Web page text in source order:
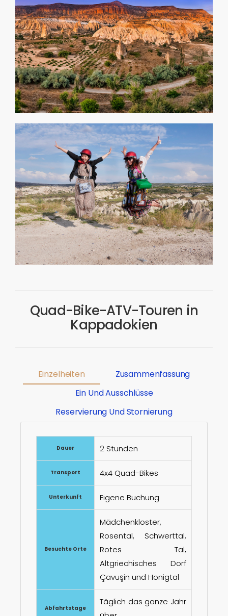
Quad-Bike-ATV-Touren in
Kappadokien
Einzelheiten
Zusammenfassung
Ein Und Ausschlüsse
Reservierung Und Stornierung
Dauer 2 Stunden
Transport 4x4 Quad-Bikes
Unterkunft Eigene Buchung
Besuchte Orte
Mädchenkloster,
Rosental, Schwerttal,
Rotes Tal,
Altgriechisches Dorf
Çavuşin und Honigtal
Abfahrtstage
Täglich das ganze Jahr